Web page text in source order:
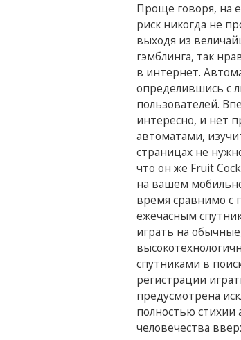
Проще говоря, на
риск никогда не
выходя из
гэмблинга, так
в интернет.
определившись с
пользователей.
интересно, и нет
автоматами,
страницах не
что он же Fruit
на вашем
время сравнимо с
ежечасным
играть на
спутниками в
регистрации
предусмотрена
полностью стихии
человечества